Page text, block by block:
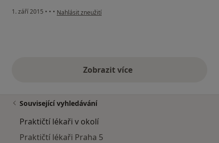
1. září 2015 • • • podle názoru uživatele Váš účet byl odstraněn
Nahlásit zneužití
Zobrazit vícevýše uvedené názory
Související vyhledávání
Praktičtí lékaři v okolí
Praktičtí lékaři Praha 5